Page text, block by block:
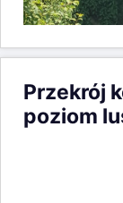
Przekrój
poziom